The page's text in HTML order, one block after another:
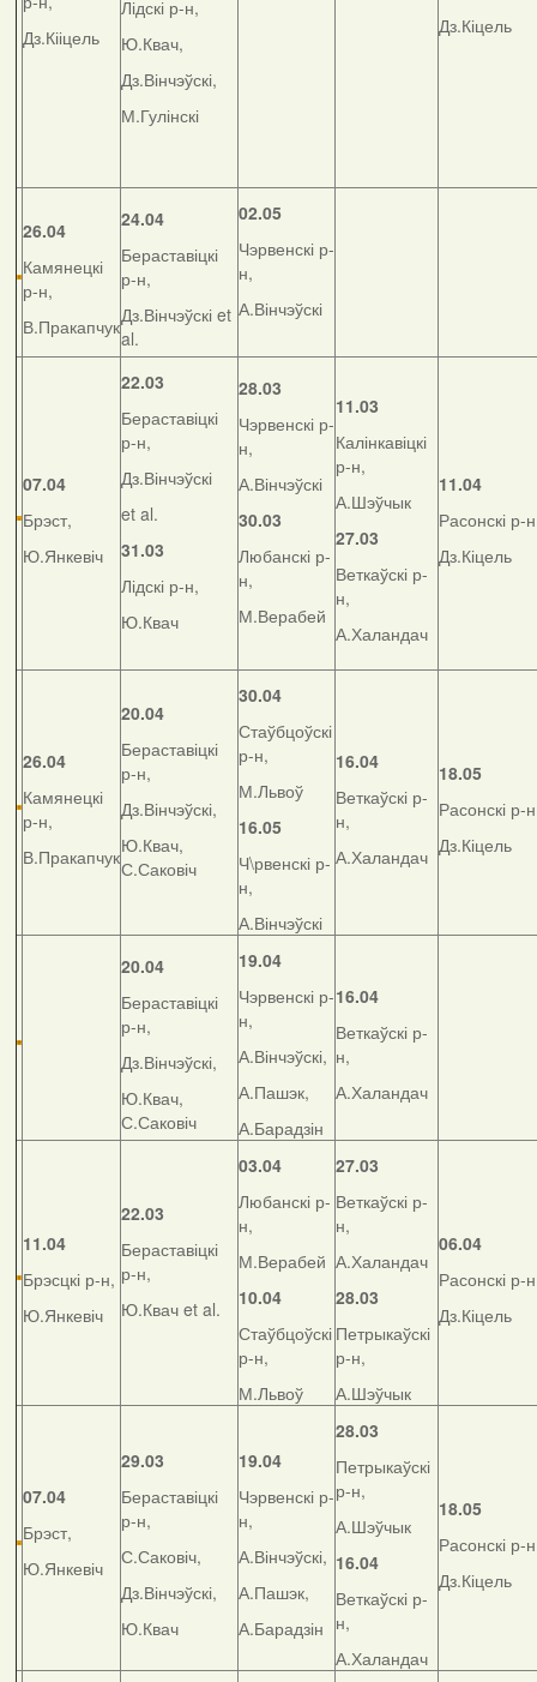
Дз.Кііцель
Лідскі р-н,
Ю.Квач,
Дз.Вінчэўскі,
М.Гулінскі
Дз.Кіцель
26.04
Камянецкі
р-н,
В.Пракапчук
24.04
Бераставіцкі
р-н,
Дз.Вінчэўскі et
al.
02.05
Чэрвенскі р-
н,
А.Вінчэўскі
07.04
Брэст,
Ю.Янкевіч
22.03
Бераставіцкі
р-н,
Дз.Вінчэўскі
et al.
31.03
Лідскі р-н,
Ю.Квач
28.03
Чэрвенскі р-
н,
А.Вінчэўскі
30.03
Любанскі р-
н,
М.Верабей
11.03
Калінкавіцкі
р-н,
А.Шэўчык
27.03
Веткаўскі р-
н,
А.Халандач
11.04
Расонскі р-
Дз.Кіцель
26.04
Камянецкі
р-н,
В.Пракапчук
20.04
Бераставіцкі
р-н,
Дз.Вінчэўскі,
Ю.Квач,
С.Саковіч
30.04
Стаўбцоўскі
р-н,
М.Львоў
16.05
Ч\рвенскі р-
н,
А.Вінчэўскі
16.04
Веткаўскі р-
н,
А.Халандач
18.05
Расонскі р-
Дз.Кіцель
20.04
Бераставіцкі
р-н,
Дз.Вінчэўскі,
Ю.Квач,
С.Саковіч
19.04
Чэрвенскі р-
н,
А.Вінчэўскі,
А.Пашэк,
А.Барадзін
16.04
Веткаўскі р-
н,
А.Халандач
11.04
Брэсцкі р-н,
Ю.Янкевіч
22.03
Бераставіцкі
р-н,
Ю.Квач et al.
03.04
Любанскі р-
н,
М.Верабей
10.04
Стаўбцоўскі
р-н,
М.Львоў
27.03
Веткаўскі р-
н,
А.Халандач
28.03
Петрыкаўскі
р-н,
А.Шэўчык
06.04
Расонскі р-
Дз.Кіцель
07.04
Брэст,
Ю.Янкевіч
29.03
Бераставіцкі
р-н,
С.Саковіч,
Дз.Вінчэўскі,
Ю.Квач
19.04
Чэрвенскі р-
н,
А.Вінчэўскі,
А.Пашэк,
А.Барадзін
28.03
Петрыкаўскі
р-н,
А.Шэўчык
16.04
Веткаўскі р-
н,
А.Халандач
18.05
Расонскі р-
Дз.Кіцель